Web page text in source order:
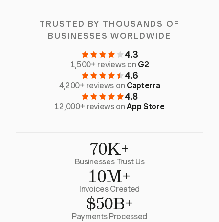
TRUSTED BY THOUSANDS OF
BUSINESSES WORLDWIDE
4.3
1,500+ reviews on G2
4.6
4,200+ reviews on Capterra
4.8
12,000+ reviews onApp Store
70K+
Businesses Trust Us
10M+
Invoices Created
$50B+
Payments Processed